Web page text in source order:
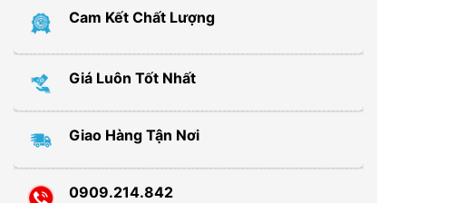
Cam Kết Chất Lượng
Giá Luôn Tốt Nhất
Giao Hàng Tận Nơi
0909.214.842